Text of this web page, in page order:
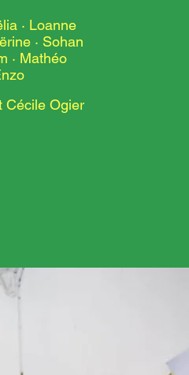
· Loanne
· Sohan
· Mathéo
Cécile Ogier